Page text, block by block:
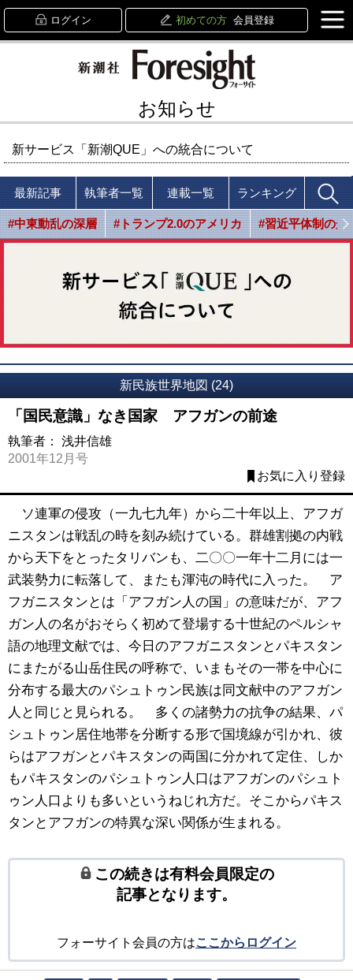
ログイン 初めての方 会員登録
お知らせ
新サービス「新潮QUE」への統合について
最新記事 執筆者一覧 連載一覧 ランキング
#中東動乱の深層 #トランプ2.0のアメリカ #習近平体制の光
新民族世界地図 (24)
「国民意識」なき国家 アフガンの前途
執筆者： 浅井信雄
2001年12月号
お気に入り登録
ソ連軍の侵攻（一九七九年）から二十年以上、アフガ
ニスタンは戦乱の時を刻み続けている。群雄割拠の内戦
から天下をとったタリバンも、二〇〇一年十二月には一
武装勢力に転落して、またも渾沌の時代に入った。 ア
フガニスタンとは「アフガン人の国」の意味だが、アフ
ガン人の名がおそらく初めて登場する十世紀のペルシャ
語の地理文献では、今日のアフガニスタンとパキスタン
にまたがる山岳住民の呼称で、いまもその一帯を中心に
分布する最大のパシュトゥン民族は同文献中のアフガン
人と同じと見られる。 多くの諸勢力の抗争の結果、パ
シュトゥン居住地帯を分断する形で国境線が引かれ、彼
らはアフガンとパキスタンの両国に分かれて定住、しか
もパキスタンのパシュトゥン人口はアフガンのパシュト
ゥン人口よりも多いというねじれ方だ。そこからパキス
タンとアフガンの特異な深い関係が生まれる。
この続きは有料会員限定の
記事となります。
フォーサイト会員の方はここからログイン